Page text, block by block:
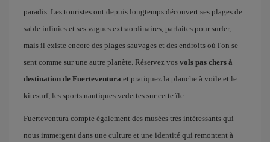
paradis. Les touristes ont depuis longtemps découvert ses plages de
sable infinies et ses vagues extraordinaires, parfaites pour surfer,
mais il existe encore des plages sauvages et des endroits où l'on se
sent comme sur une autre planète. Réservez vos vols pas chers à
destination de Fuerteventura et pratiquez la planche à voile et le
kitesurf, les sports nautiques vedettes sur cette île.
Fuerteventura compte également des musées très intéressants qui
nous immergent dans une culture et une identité qui remontent à